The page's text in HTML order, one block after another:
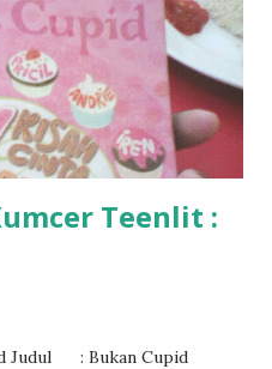
Teenlit :
Judul : Bukan Cupid